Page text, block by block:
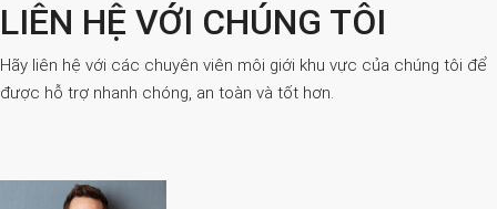
LIÊN HỆ VỚI CHÚNG TÔI
Hãy liên hệ với các chuyên viên môi giới khu vực của chúng tôi để
được hỗ trợ nhanh chóng, an toàn và tốt hơn.